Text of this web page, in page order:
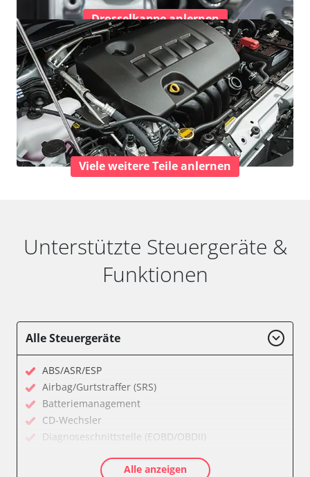
Drosselkappe anlernen
Viele weitere Teile anlernen
Unterstützte Steuergeräte &
Funktionen
Alle Steuergeräte
ABS/ASR/ESP
Airbag/Gurtstraffer (SRS)
Batteriemanagement
CD-Wechsler
Diagnoseschnittstelle (EOBD/OBDII)
Diesel Additiv-SystemAlle anzeigen